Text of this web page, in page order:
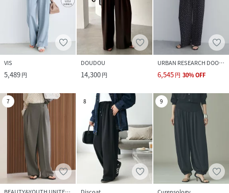
VIS
5,489円
DOUDOU
14,300円
URBAN RESEARCH DOORS
6,545円 30%OFF
7 8 9